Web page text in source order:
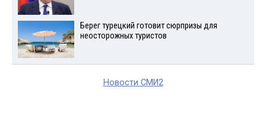
Берег турецкий готовит сюрпризы для
неосторожных туристов
Новости СМИ2